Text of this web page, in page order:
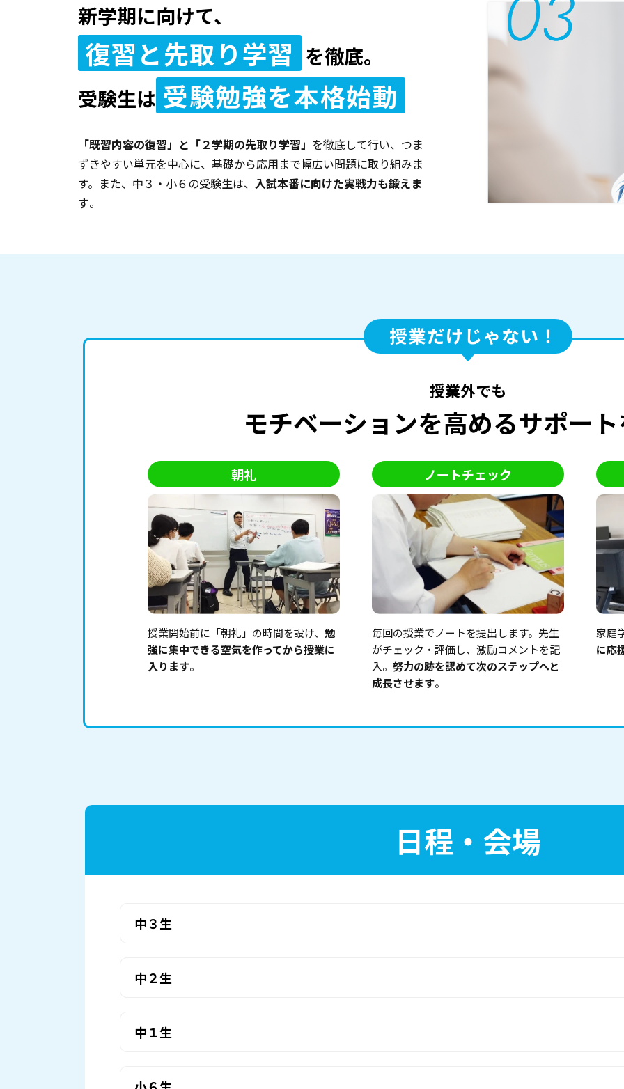
新学期に向けて、
復習と先取り学習 を徹底。
受験生は 受験勉強を本格始動
「既習内容の復習」と「２学期の先取り学習」 を徹底して行い、つま
ずきやすい単元を中心に、基礎から応用まで幅広い問題に取り組みま
す。また、中３・小６の受験生は、 入試本番に向けた実戦力も鍛えま
す。
授業外でも
モチベーションを高めるサポー
朝礼
授業開始前に「朝礼」の時間を設け、 勉
強に集中できる空気を作ってから授業に
入ります。
ノートチェック
毎回の授業でノートを提出します。先生
がチェック・評価し、激励コメントを記
入。 努力の跡を認めて次のステップへと
成長させます。
家庭
に応
日程・会場
中３生
中２生
中１生